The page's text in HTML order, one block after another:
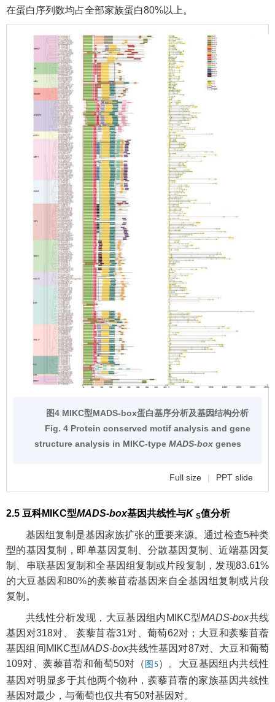
在蛋白序列数均占全部家族蛋白80%以上。
图4 MIKC型MADS-box蛋白基序分析及基因结构分析
Fig. 4 Protein conserved motif analysis and gene
structure analysis in MIKC-type MADS-boxgenes
Full size | PPT slide
2.5 豆科MIKC型MADS-box基因共线性与K S值分析
基因组复制是基因家族扩张的重要来源。通过检查5种类
型的基因复制，即单基因复制、分散基因复制、近端基因复
制、串联基因复制和全基因组复制或片段复制，发现83.61%
的大豆基因和80%的蒺藜苜蓿基因来自全基因组复制或片段
复制。
共线性分析发现，大豆基因组内MIKC型MADS-box共线
基因对318对、 蒺藜苜蓿31对、葡萄62对；大豆和蒺藜苜蓿
基因组间MIKC型MADS-box共线性基因对87对、大豆和葡萄
109对、蒺藜苜蓿和葡萄50对（ 图5）。大豆基因组内共线性
基因对明显多于其他两个物种，蒺藜苜蓿的家族基因共线性
基因对最少，与葡萄也仅共有50对基因对。